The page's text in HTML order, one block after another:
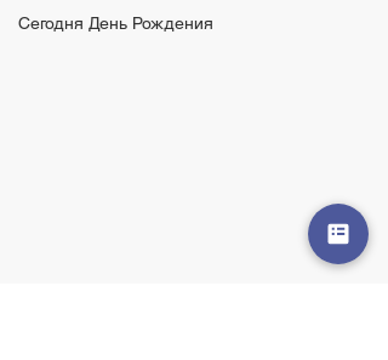
Сегодня День Рождения